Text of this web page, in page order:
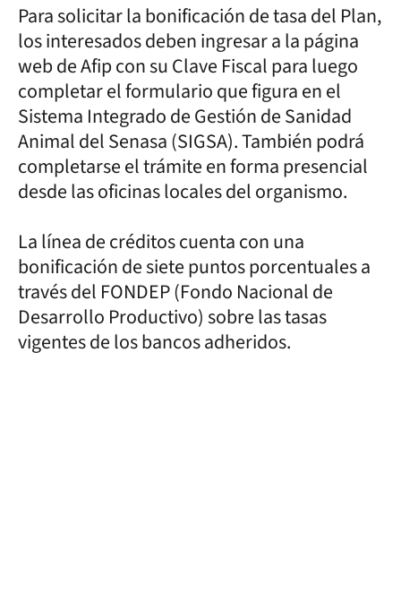
Para solicitar la bonificación de tasa del Plan,
los interesados deben ingresar a la página
web de Afip con su Clave Fiscal para luego
completar el formulario que figura en el
Sistema Integrado de Gestión de Sanidad
Animal del Senasa (SIGSA). También podrá
completarse el trámite en forma presencial
desde las oficinas locales del organismo.
La línea de créditos cuenta con una
bonificación de siete puntos porcentuales a
través del FONDEP (Fondo Nacional de
Desarrollo Productivo) sobre las tasas
vigentes de los bancos adheridos.